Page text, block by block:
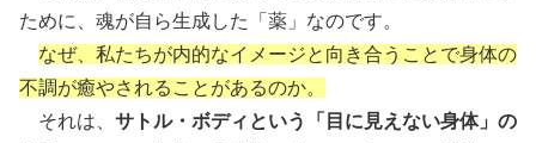
ために、魂が自ら生成した「薬」なのです。
なぜ、私たちが内的なイメージと向き合うことで身体の
不調が癒やされることがあるのか。
それは、 サトル・ボディという「目に見えない身体」の